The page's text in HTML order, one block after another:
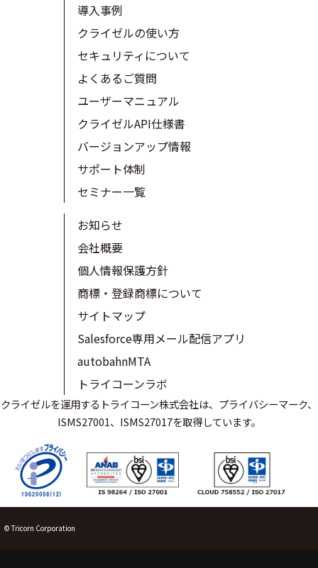
導入事例
クライゼルの使い方
セキュリティについて
よくあるご質問
ユーザーマニュアル
クライゼルAPI仕様書
バージョンアップ情報
サポート体制
セミナー一覧
お知らせ
会社概要
個人情報保護方針
商標・登録商標について
サイトマップ
Salesforce専用メール配信アプリ
autobahnMTA
トライコーンラボ
クライゼルを運用するトライコーン株式会社は、プライバシーマーク、
ISMS27001、ISMS27017を取得しています。
© Tricorn Corporation